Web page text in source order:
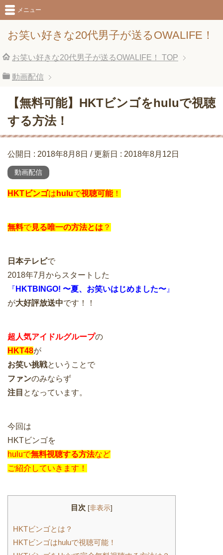
お笑い好きな20代男子が送るOWALIFE！
メニュー
お笑い好きな20代男子が送るOWALIFE！ TOP
動画配信
【無料可能】HKTビンゴをhuluで視聴
する方法！
公開日 : 2018年8月8日 / 更新日 : 2018年8月12日
動画配信
HKTビンゴは huluで視聴可能！
無料で見る唯一の方法とは ？
日本テレビで
2018年7月からスタートした
『 HKTBINGO! 〜夏、お笑いはじめました〜 』
が大好評放送中です！！
超人気アイドルグループの
HKT48が
お笑い挑戦ということで
ファンのみならず
注目 となっています。
今回は
HKTビンゴを
huluで無料視聴する方法など
ご紹介していきます！
目次 [非表示]
HKTビンゴとは？
HKTビンゴはhuluで視聴可能！